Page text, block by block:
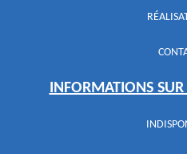
INFORMATIONS